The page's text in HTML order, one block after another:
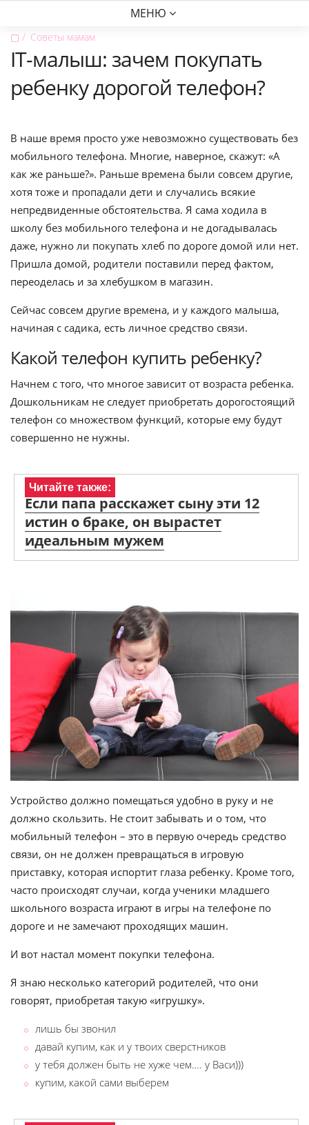
МЕНЮ
▢ Советы мамам
IT-малыш: зачем покупать
ребенку дорогой телефон?
В наше время просто уже невозможно существовать без
мобильного телефона. Многие, наверное, скажут: «А
как же раньше?». Раньше времена были совсем другие,
хотя тоже и пропадали дети и случались всякие
непредвиденные обстоятельства. Я сама ходила в
школу без мобильного телефона и не догадывалась
даже, нужно ли покупать хлеб по дороге домой или нет.
Пришла домой, родители поставили перед фактом,
переоделась и за хлебушком в магазин.
Сейчас совсем другие времена, и у каждого малыша,
начиная с садика, есть личное средство связи.
Какой телефон купить ребенку?
Начнем с того, что многое зависит от возраста ребенка.
Дошкольникам не следует приобретать дорогостоящий
телефон со множеством функций, которые ему будут
совершенно не нужны.
Читайте также:
Если папа расскажет сыну эти 12
истин о браке, он вырастет
идеальным мужем
Устройство должно помещаться удобно в руку и не
должно скользить. Не стоит забывать и о том, что
мобильный телефон – это в первую очередь средство
связи, он не должен превращаться в игровую
приставку, которая испортит глаза ребенку. Кроме того,
часто происходят случаи, когда ученики младшего
школьного возраста играют в игры на телефоне по
дороге и не замечают проходящих машин.
И вот настал момент покупки телефона.
Я знаю несколько категорий родителей, что они
говорят, приобретая такую «игрушку».
лишь бы звонил
давай купим, как и у твоих сверстников
у тебя должен быть не хуже чем…. у Васи)))
купим, какой сами выберем